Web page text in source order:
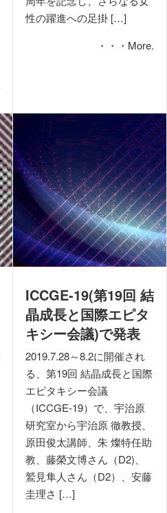
性の躍進への足掛 […]
・・・More.
ICCGE-19(第19回 結
晶成長と国際エピタ
キシー会議)で発表
2019.7.28～8.2に開催され
る、第19回 結晶成長と国際
エピタキシー会議
（ICCGE-19）で、宇治原
研究室から宇治原 徹教授、
原田俊太講師、朱 燦特任助
教、藤榮文博さん（D2)、
鷲見隼人さん（D2）、安藤
圭理さ […]